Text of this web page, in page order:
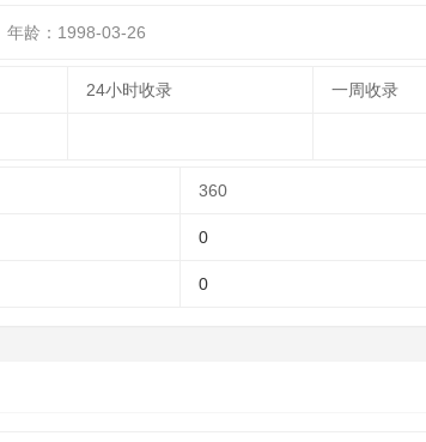
年龄：1998-03-26
24小时收录 一周收录
360
0
0